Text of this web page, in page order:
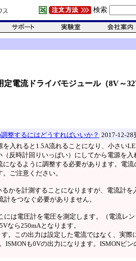
検索
定電流ドライバモジュール（8V～
整するにはどうすればいいか？ 2017-12-28
入れると1.5A流れることになり、小さい
反時計回りいっぱい）にしてから電源を入
なるように調整する必要があります。電
ご注意ください。
かを計測することになりますが、電流計
をつなぐ必要がありません。
は電圧計を電圧を測定します。（電流レン
なら250mAとなります。
。この出力は設定した電流ではなく、実際
も0Vの出力になります。ISMONピ